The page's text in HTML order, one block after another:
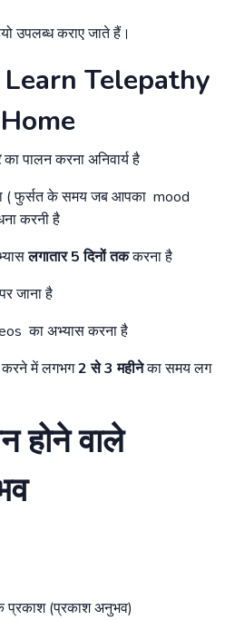
उपलब्ध कराए जाते हैं।
Learn Telepathy
का पालन करना अनिवार्य है
या ( फुर्सत के समय जब आपका mood
करनी है
लगातार 5 दिनों तककरना है
जाना है
का अभ्यास करना है
करने में लगभग2 से 3 महीनेका समय लग
होने वाले
प्रकाश (प्रकाश अनुभव)